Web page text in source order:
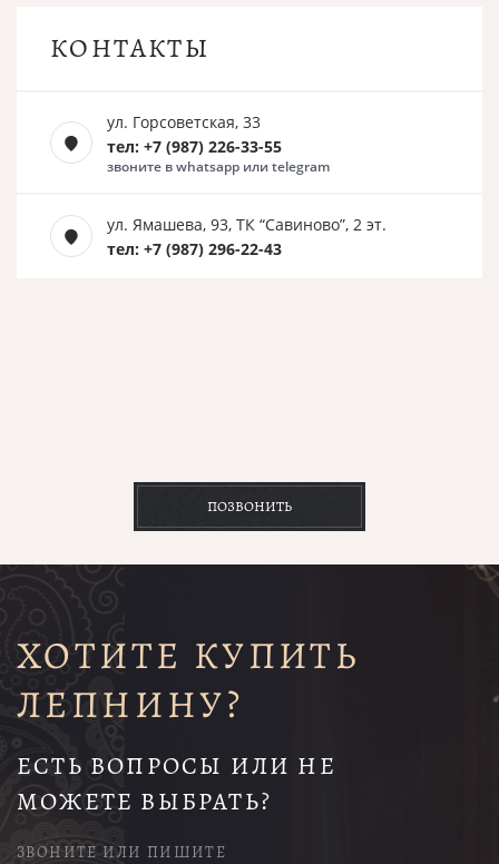
КОНТАКТЫ
ул. Горсоветская, 33
тел: +7 (987) 226-33-55
звоните в whatsapp или telegram
ул. Ямашева, 93, ТК “Савиново”, 2 эт.
тел: +7 (987) 296-22-43
ПОЗВОНИТЬ
ХОТИТЕ КУПИТЬ
ЛЕПНИНУ?
ЕСТЬ ВОПРОСЫ ИЛИ НЕ
МОЖЕТЕ ВЫБРАТЬ?
ЗВОНИТЕ ИЛИ ПИШИТЕ